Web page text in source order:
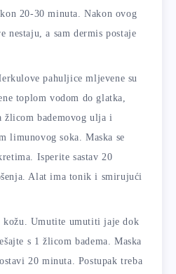
20-30 minuta. Nakon ovog
nestaju, a sam dermis postaje
pahuljice mljevene su
toplom vodom do glatka,
žlicom bademovog ulja i
limunovog soka. Maska se
Isperite sastav 20
Alat ima tonik i smirujući
kožu. Umutite umutiti jaje dok
s 1 žlicom badema. Maska
20 minuta. Postupak treba